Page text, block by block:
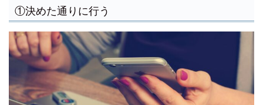
①決めた通りに行う